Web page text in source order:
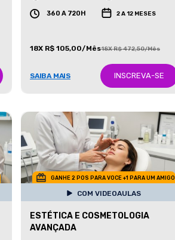
360 A 720H 2 A 12 MESES
18X R$ 105,00/Mês18X R$ 472,50/Mês
SAIBA MAIS INSCREVA-SE
GANHE 2 POS PARA VOCE +1 PARA UM AMIGO
COM VIDEOAULAS
ESTÉTICA E COSMETOLOGIA
AVANÇADA